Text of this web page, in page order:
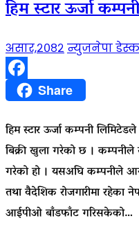
हिम स्टार ऊर्जा
असार,२०८२ न्युजनेपा डेस्क
FacebookShare
हिम स्टार ऊर्जा कम्पनी
बिक्री खुला गरेको छ ।
गरेको हो । यसअघि कम्पनीले
तथा वैदेशिक रोजगारीमा रहेका
आईपीओ बाँडफाँट गरिसकेको…